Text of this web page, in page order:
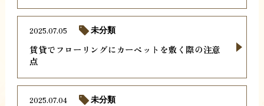
賃貸でフローリングにカーペットを敷く際の注意
点
2025.07.05 未分類
2025.07.04 未分類